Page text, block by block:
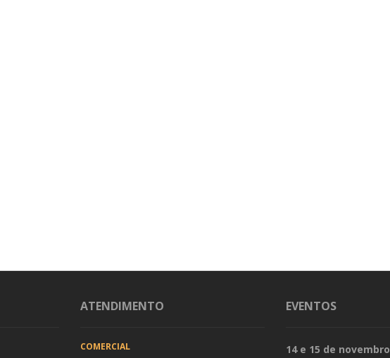
ATENDIMENTO
COMERCIAL
EVENTOS
14 e 15 de novembro